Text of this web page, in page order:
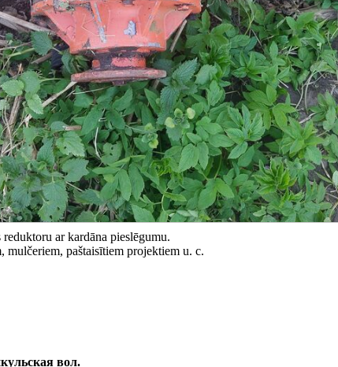
ar kardāna pieslēgumu.
mulčeriem, paštaisītiem projektiem u. c.
вол.